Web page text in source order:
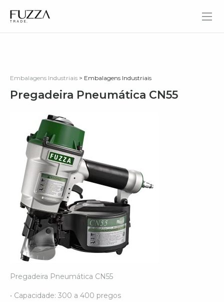
Fuzza Trade
Embalagens Industriais > Embalagens Industriais
Pregadeira Pneumática CN55
Pregadeira Pneumática CN55
• Capacidade: 300 a 400 pregos